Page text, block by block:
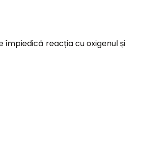
reacția cu oxigenul și